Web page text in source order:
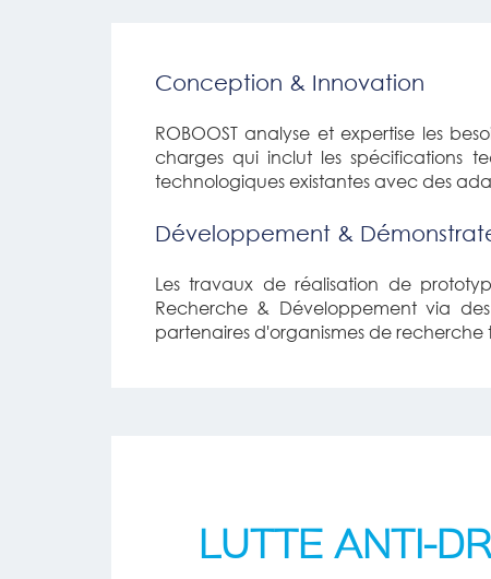
Conception & Innovation
ROBOOST analyse et expertise les
charges qui inclut les spécifications
technologiques existantes avec des
Développement &
Les travaux de réalisation de
Recherche & Développement via
partenaires d'organismes de recherche
LUTTE ANTI-